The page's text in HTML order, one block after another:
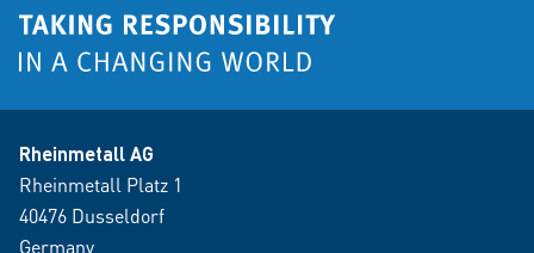
Rheinmetall AG
Rheinmetall Platz 1
40476 Dusseldorf
Germany